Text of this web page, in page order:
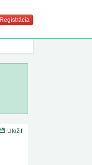
Registrácia
Uložiť